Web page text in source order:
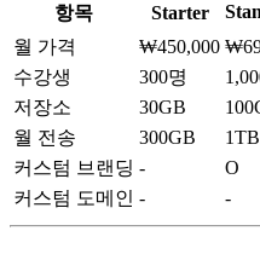
항목 Starter
월 가격
₩450,000
수강생
300명
저장소
30GB
월 전송
300GB 1TB
커스텀 브랜딩 - O
커스텀 도메인 - -